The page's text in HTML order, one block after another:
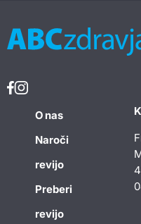
O nas
Naroči
revijo
Preberi
revijo